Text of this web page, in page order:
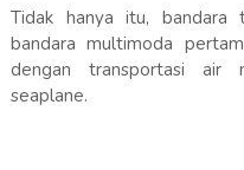
Tidak hanya itu, bandara
bandara multimoda
dengan transportasi air
seaplane.